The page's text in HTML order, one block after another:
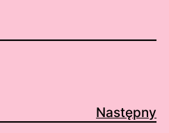
Następny